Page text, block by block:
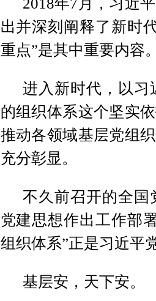
2018年7月，习近
出并深刻阐释了新时
重点”是其中重要内容
进入新时代，以习
的组织体系这个坚实
推动各领域基层党组
充分彰显。
不久前召开的全国
党建思想作出工作部
组织体系”正是习近平
基层安，天下安。